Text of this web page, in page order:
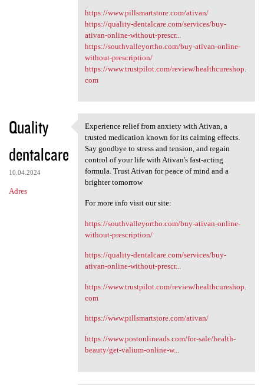
https://www.pillsmartstore.com/ativan/
https://quality-dentalcare.com/services/buy-
ativan-online-without-prescr...
https://southvalleyortho.com/buy-ativan-online-
without-prescription/
https://www.trustpilot.com/review/healthcureshop.
com
Quality
dentalcare
10.04.2024
Adres
Experience relief from
Experience relief from anxiety with Ativan, a
trusted medication known for its calming effects.
Say goodbye to stress and tension, and regain
control of your life with Ativan's fast-acting
formula. Trust Ativan for peace of mind and a
brighter tomorrow
For more info visit our site:
https://southvalleyortho.com/buy-ativan-online-
without-prescription/
https://quality-dentalcare.com/services/buy-
ativan-online-without-prescr...
https://www.trustpilot.com/review/healthcureshop.
com
https://www.pillsmartstore.com/ativan/
https://www.postonlineads.com/for-sale/health-
beauty/get-valium-online-w...